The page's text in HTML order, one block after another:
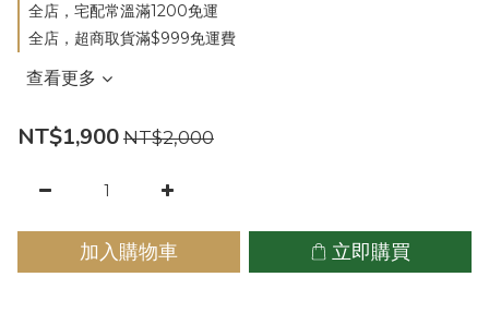
全店，宅配常溫滿1200免運
全店，超商取貨滿$999免運費
查看更多
NT$1,900 NT$2,000
加入購物車 立即購買